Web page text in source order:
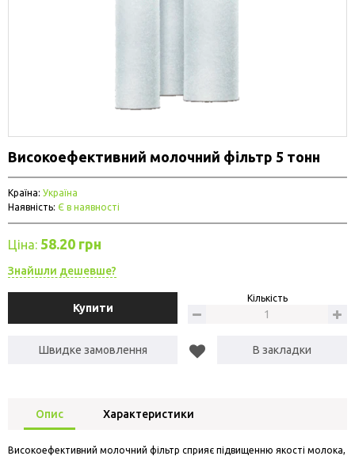
Високоефективний молочний фільтр 5 тонн
Країна: Україна
Наявність: Є в наявності
Ціна: 58.20 грн
Знайшли дешевше?
Купити
Кількість
Швидке замовлення В закладки
Опис Характеристики
Високоефективний молочний фільтр сприяє підвищенню якості молока,